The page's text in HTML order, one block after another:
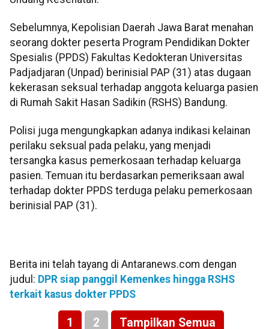
Sebelumnya, Kepolisian Daerah Jawa Barat menahan
seorang dokter peserta Program Pendidikan Dokter
Spesialis (PPDS) Fakultas Kedokteran Universitas
Padjadjaran (Unpad) berinisial PAP (31) atas dugaan
kekerasan seksual terhadap anggota keluarga pasien
di Rumah Sakit Hasan Sadikin (RSHS) Bandung.
Polisi juga mengungkapkan adanya indikasi kelainan
perilaku seksual pada pelaku, yang menjadi
tersangka kasus pemerkosaan terhadap keluarga
pasien. Temuan itu berdasarkan pemeriksaan awal
terhadap dokter PPDS terduga pelaku pemerkosaan
berinisial PAP (31).
Berita ini telah tayang di Antaranews.com dengan
judul: DPR siap panggil Kemenkes hingga RSHS
terkait kasus dokter PPDS
1 2 Tampilkan Semua